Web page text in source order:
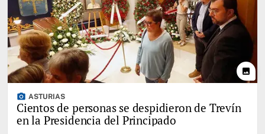
photo
photo_camera ASTURIAS
Cientos de personas se despidieron de Trevín
en la Presidencia del Principado